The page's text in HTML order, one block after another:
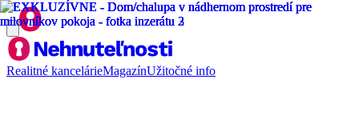
Realitné kancelárieMagazínUžitočné info